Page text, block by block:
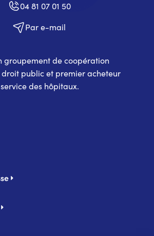
04 81 07 01 50
Par e-mail
groupement de coopération
public et premier acheteur
des hôpitaux.